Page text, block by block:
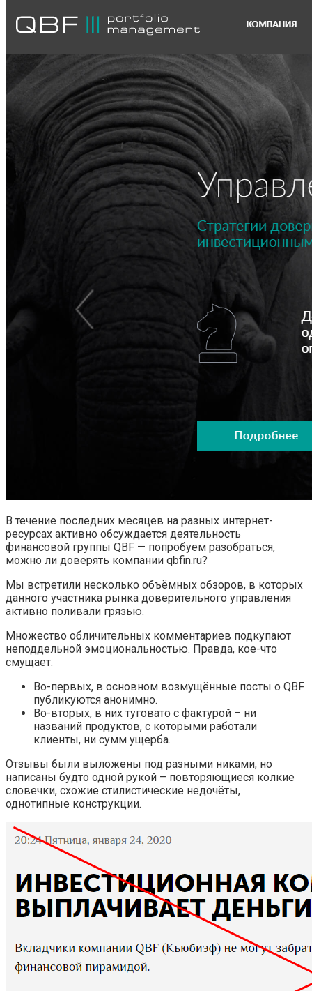
В течение последних месяцев на разных интернет-
ресурсах активно обсуждается деятельность
финансовой группы QBF — попробуем разобраться,
можно ли доверять компании qbfin.ru?
Мы встретили несколько объёмных обзоров, в которых
данного участника рынка доверительного управления
активно поливали грязью.
Множество обличительных комментариев подкупают
неподдельной эмоциональностью. Правда, кое-что
смущает.
Во-первых, в основном возмущённые посты о QBF
публикуются анонимно.
Во-вторых, в них туговато с фактурой – ни
названий продуктов, с которыми работали
клиенты, ни сумм ущерба.
Отзывы были выложены под разными никами, но
написаны будто одной рукой – повторяющиеся колкие
словечки, схожие стилистические недочёты,
однотипные конструкции.